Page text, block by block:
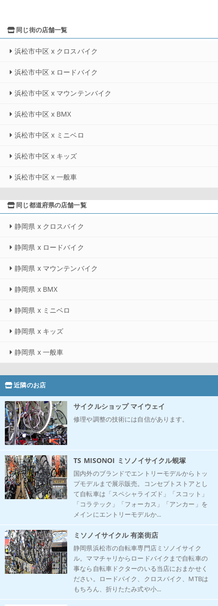
同じ街の店舗一覧
浜松市中区 x クロスバイク
浜松市中区 x ロードバイク
浜松市中区 x マウンテンバイク
浜松市中区 x BMX
浜松市中区 x ミニベロ
浜松市中区 x キッズ
浜松市中区 x 一般車
同じ都道府県の店舗一覧
静岡県 x クロスバイク
静岡県 x ロードバイク
静岡県 x マウンテンバイク
静岡県 x BMX
静岡県 x ミニベロ
静岡県 x キッズ
静岡県 x 一般車
近隣のお店
サイクルショップ マイウェイ
修理や調整の技術には自信があります。
TS MISONOI ミソノイサイクル蜆塚
国内外のブランドでエントリーモデルからトッ
プモデルまで展示販売。コンセプトストアとし
て自転車は「スペシャライズド」「スコット」
「コラテック」「フォーカス」「アンカー」を
メインにエントリーモデルか...
ミソノイサイクル 有楽街店
静岡県浜松市の自転車専門店ミソノイサイク
ル。ママチャリからロードバイクまで自転車の
事なら自転車ドクターのいる当店におまかせく
ださい。ロードバイク、クロスバイク、MTBは
もちろん、折りたたみ式や小...